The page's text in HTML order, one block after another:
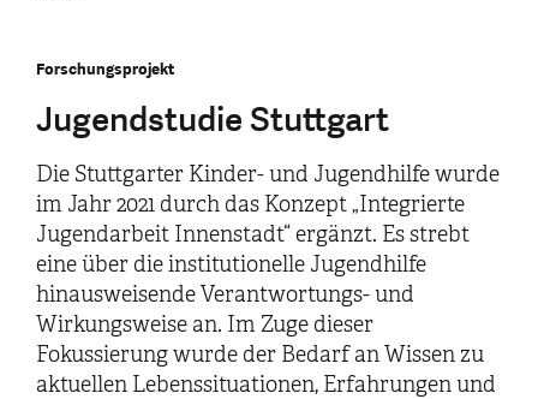
Forschungsprojekt
Jugendstudie Stuttgart
Die Stuttgarter Kinder- und Jugendhilfe wurde
im Jahr 2021 durch das Konzept „Integrierte
Jugendarbeit Innenstadt“ ergänzt. Es strebt
eine über die institutionelle Jugendhilfe
hinausweisende Verantwortungs- und
Wirkungsweise an. Im Zuge dieser
Fokussierung wurde der Bedarf an Wissen zu
aktuellen Lebenssituationen, Erfahrungen und